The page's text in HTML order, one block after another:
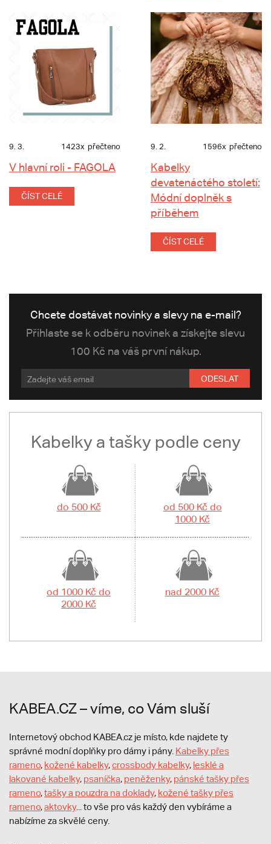
9. 3. 1423x přečteno
V hlavní roli - FAGOLA
ČÍST CELÉ
9. 2. 1596x přečteno
Kabelky
devatenáctého století:
Módní doplněk s
příběhem
ČÍST CELÉ
Chcete dostávat novinky a slevy na e-mail?
Přihlaste se k odběru novinek a získejte slevu
100 Kč na váš první nákup.
ODESLAT
Kabelky a tašky podle ceny
do 500 Kč
od 500 Kč do
1000 Kč
od 1000 Kč do
2000 Kč
nad 2000 Kč
KABEA.CZ – víme, co Vám sluší
Internetový obchod KABEA.cz je místo, kde najdete ty
správné modní doplňky pro dámy i pány. Kabelky přes
rameno, kožené kabelky,crossbody kabelky, lesklé a
lakované kabelky, psaníčka, peněženky, pánské tašky přes
rameno,tašky a pouzdra na doklady, kožené tašky přes
rameno,aktovky... to vše pro vás každý den vybíráme a
nabízíme za skvělé ceny.